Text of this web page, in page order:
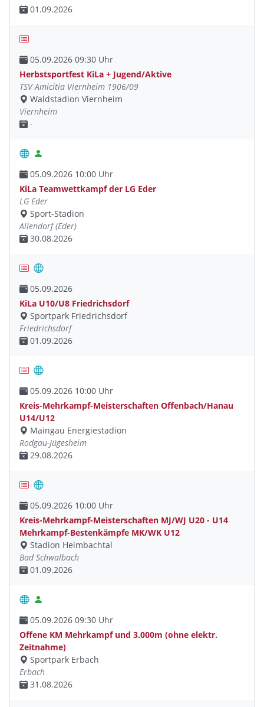
01.09.2026
05.09.2026 09:30 Uhr
Herbstsportfest KiLa + Jugend/Aktive
TSV Amicitia Viernheim 1906/09
Waldstadion Viernheim
Viernheim
-
05.09.2026 10:00 Uhr
KiLa Teamwettkampf der LG Eder
LG Eder
Sport-Stadion
Allendorf (Eder)
30.08.2026
05.09.2026
KiLa U10/U8 Friedrichsdorf
Sportpark Friedrichsdorf
Friedrichsdorf
01.09.2026
05.09.2026 10:00 Uhr
Kreis-Mehrkampf-Meisterschaften Offenbach/Hanau
U14/U12
Maingau Energiestadion
Rodgau-Jügesheim
29.08.2026
05.09.2026 10:00 Uhr
Kreis-Mehrkampf-Meisterschaften MJ/WJ U20 - U14
Mehrkampf-Bestenkämpfe MK/WK U12
Stadion Heimbachtal
Bad Schwalbach
01.09.2026
05.09.2026 09:30 Uhr
Offene KM Mehrkampf und 3.000m (ohne elektr.
Zeitnahme)
Sportpark Erbach
Erbach
31.08.2026